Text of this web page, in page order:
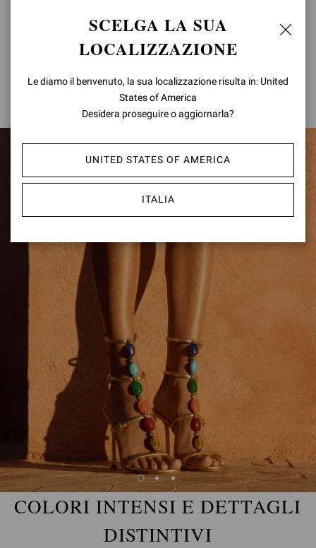
caratterizza gli stili Zaira. La palette di nuance naturali ne esalta
SCOPRI DI PIÙ
COLORI INTENSI E DETTAGLI
DISTINTIVI
SCELGA LA SUA
LOCALIZZAZIONE
Le diamo il benvenuto, la sua localizzazione risulta in: United
States of America
Desidera proseguire o aggiornarla?
UNITED STATES OF AMERICA
ITALIA